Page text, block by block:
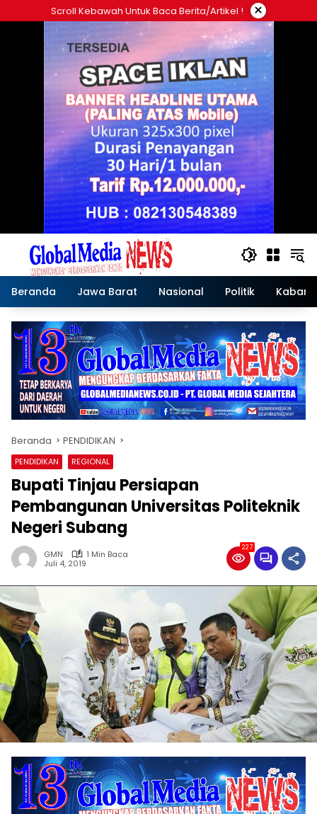
ke
Scroll Kebawah Untuk Baca Berita/artikel ! ×
Beranda Jawa Barat Nasional Politik Kabar
Beranda PENDIDIKAN
PENDIDIKAN REGIONAL
Bupati Tinjau Persiapan
Pembangunan Universitas Politeknik
Negeri Subang
GMN
1 Min Baca
Juli 4, 2019
227